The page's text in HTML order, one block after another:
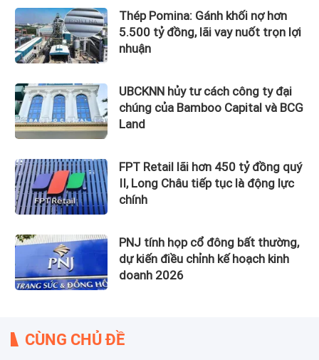
Thép Pomina: Gánh khối nợ hơn
5.500 tỷ đồng, lãi vay nuốt trọn lợi
nhuận
UBCKNN hủy tư cách công ty đại
chúng của Bamboo Capital và BCG
Land
FPT Retail lãi hơn 450 tỷ đồng quý
II, Long Châu tiếp tục là động lực
chính
PNJ tính họp cổ đông bất thường,
dự kiến điều chỉnh kế hoạch kinh
doanh 2026
CÙNG CHỦ ĐỀ